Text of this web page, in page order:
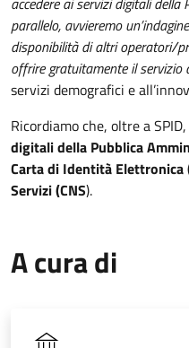
parallelo, avvieremo
disponibilità di altri operatori/
offrire gratuitamente il servizio
servizi demografici e
Ricordiamo che, oltre a
digitali della Pubblica
Carta di Identità Elettronica
Servizi (CNS).
A cura di